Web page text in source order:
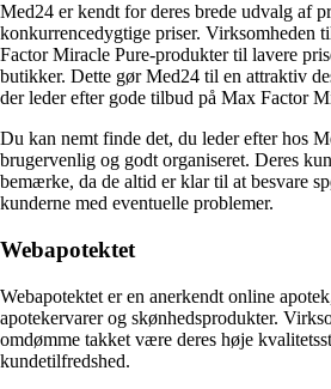
Med24 er kendt for deres brede udvalg af
konkurrencedygtige priser. Virksomheden
Factor Miracle Pure-produkter til lavere
butikker. Dette gør Med24 til en attraktiv
der leder efter gode tilbud på Max Factor
Du kan nemt finde det, du leder efter hos
brugervenlig og godt organiseret. Deres
bemærke, da de altid er klar til at besvare
kunderne med eventuelle problemer.
Webapotektet
Webapotektet er en anerkendt online
apotekervarer og skønhedsprodukter.
omdømme takket være deres høje
kundetilfredshed.